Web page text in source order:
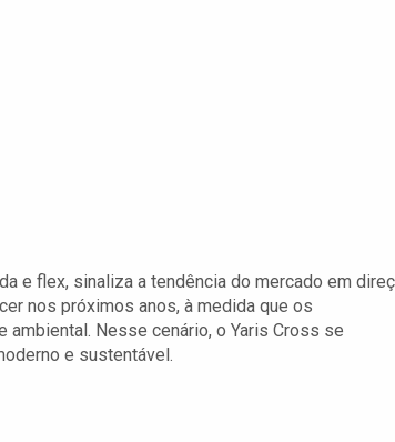
e flex, sinaliza a tendência do mercado em
nos próximos anos, à medida que os
Nesse cenário, o Yaris Cross se
e sustentável.